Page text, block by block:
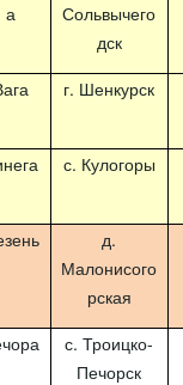
а
Сольвычего
дск
г. Шенкурск
с. Кулогоры
д.
Малонисого
рская
с. Троицко-
Печорск